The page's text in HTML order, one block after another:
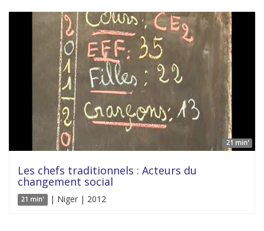
21 min'
Les chefs traditionnels : Acteurs du
changement social
21 min' | Niger | 2012